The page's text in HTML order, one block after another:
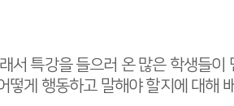
서 특강을 들으러 온 많은 학생들이
떻게 행동하고 말해야 할지에 대해